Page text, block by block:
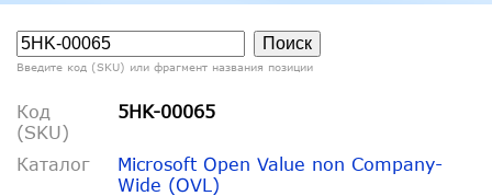
Введите код (SKU) или фрагмент названия позиции
Код
(SKU)
5HK-00065
Каталог
Microsoft Open Value non Company-
Wide (OVL)